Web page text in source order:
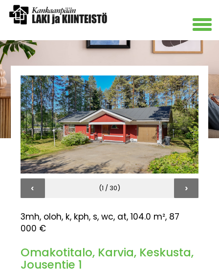
‹ (1 / 30) ›
3mh, oloh, k, kph, s, wc, at, 104.0 m², 87
000 €
Omakotitalo, Karvia, Keskusta,
Jousentie 1